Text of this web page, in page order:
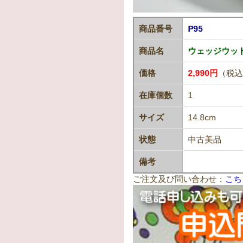
商品番号 P95
商品名 ウェッジウッ
価格 2,990円 （税込
在庫個数 1
サイズ 14.8cm
状態 中古美品
備考
ご注文及び問い合わせ： こち